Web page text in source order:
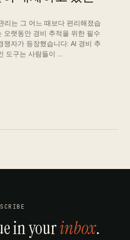
리는 그 어느 때보다 편리해졌습
오랫동안 경비 추적을 위한 필수
쟁자가 등장했습니다: AI 경비 추
도구는 사람들이 …
in yourinbox.